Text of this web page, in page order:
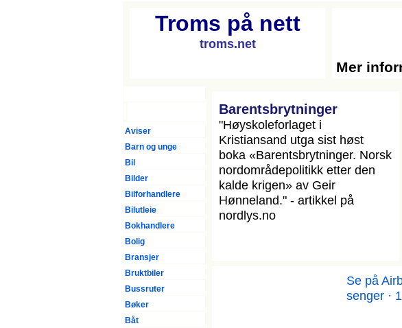
Troms på nett
troms.net
Mer
Aviser
Barn og unge
Bil
Bilder
Bilforhandlere
Bilutleie
Bokhandlere
Bolig
Bransjer
Bruktbiler
Bussruter
Bøker
Båt
Barentsbrytninger
"Høyskoleforlaget i
Kristiansand utga sist høst
boka «Barentsbrytninger. Norsk
nordområdepolitikk etter den
kalde krigen» av Geir
Hønneland." - artikkel på
nordlys.no
Se på
senger ·